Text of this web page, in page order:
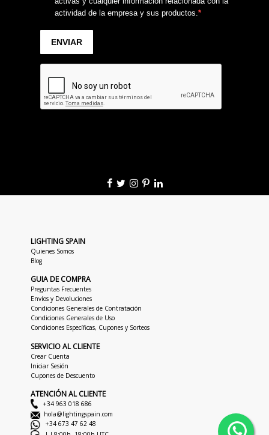
LIGHTING SPAIN
Quienes Somos
Blog
GUIA DE COMPRA
Preguntas Frecuentes
Envíos y Devoluciones
Condiciones Generales de Contratación
Condiciones Generales de Uso
Condiciones Específicas, Cupones y Sorteos
SERVICIO AL CLIENTE
Crear Cuenta
Iniciar Sesión
Cupones de Descuento
ATENCIÓN AL CLIENTE
+34 963 018 686
hola@lightingspain.com
+34 673 47 62 48